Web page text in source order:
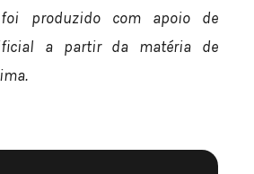
produzido com apoio de
a partir da matéria de